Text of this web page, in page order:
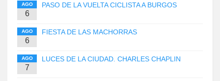
AGO
6
PASO DE LA VUELTA CICLISTA A BURGOS
AGO
6
FIESTA DE LAS MACHORRAS
AGO
7
LUCES DE LA CIUDAD. CHARLES CHAPLIN